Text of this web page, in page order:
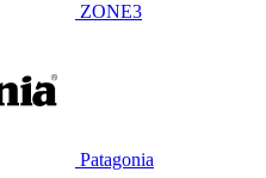
ZONE3
Patagonia